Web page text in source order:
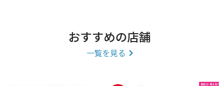
おすすめの店舗
一覧を見る